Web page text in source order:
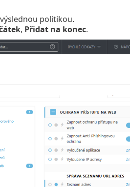
politikou.
, Přidat na konec.